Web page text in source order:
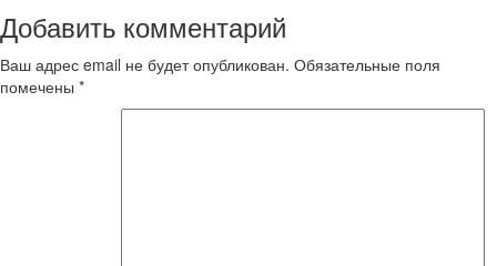
Добавить комментарий
Ваш адрес email не будет опубликован. Обязательные поля
помечены *